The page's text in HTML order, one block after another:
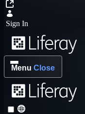
Sign In
Menu Close